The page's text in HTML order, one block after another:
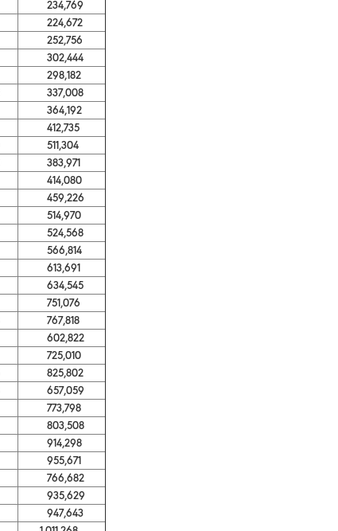
234,769
224,672
252,756
302,444
298,182
337,008
364,192
412,735
511,304
383,971
414,080
459,226
514,970
524,568
566,814
613,691
634,545
751,076
767,818
602,822
725,010
825,802
657,059
773,798
803,508
914,298
955,671
766,682
935,629
947,643